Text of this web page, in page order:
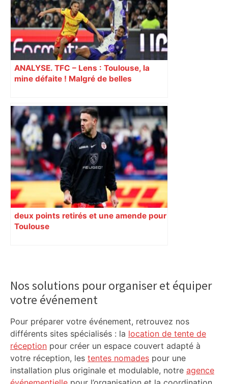
ANALYSE. TFC – Lens : Toulouse, la
mine défaite ! Malgré de belles
deux points retirés et une amende pour
Toulouse
Sidebar
Nos solutions pour organiser et équiper
votre événement
Pour préparer votre événement, retrouvez nos
différents sites spécialisés : la location de tente de
réception pour créer un espace couvert adapté à
votre réception, les tentes nomades pour une
installation plus originale et modulable, notre agence